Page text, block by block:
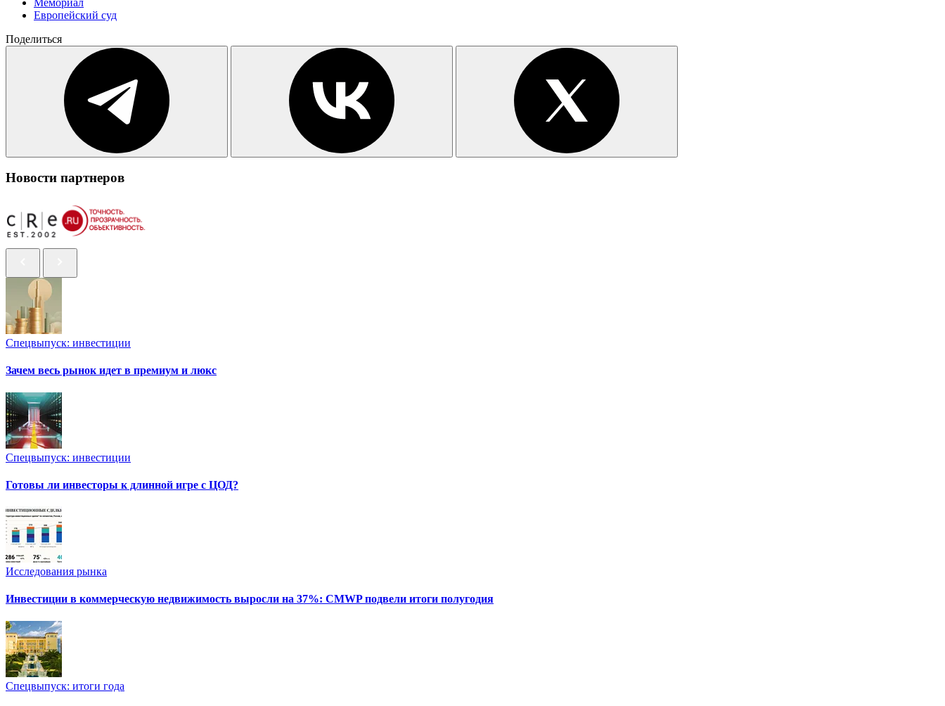
Европейский суд
Поделиться
Новости партнеров
Спецвыпуск: инвестиции
Зачем весь рынок идет в премиум и люкс
Спецвыпуск: инвестиции
Готовы ли инвесторы к длинной игре с ЦОД?
Исследования рынка
Инвестиции в коммерческую недвижимость выросли на 37%: CMWP подвели итоги полугодия
Спецвыпуск: итоги года